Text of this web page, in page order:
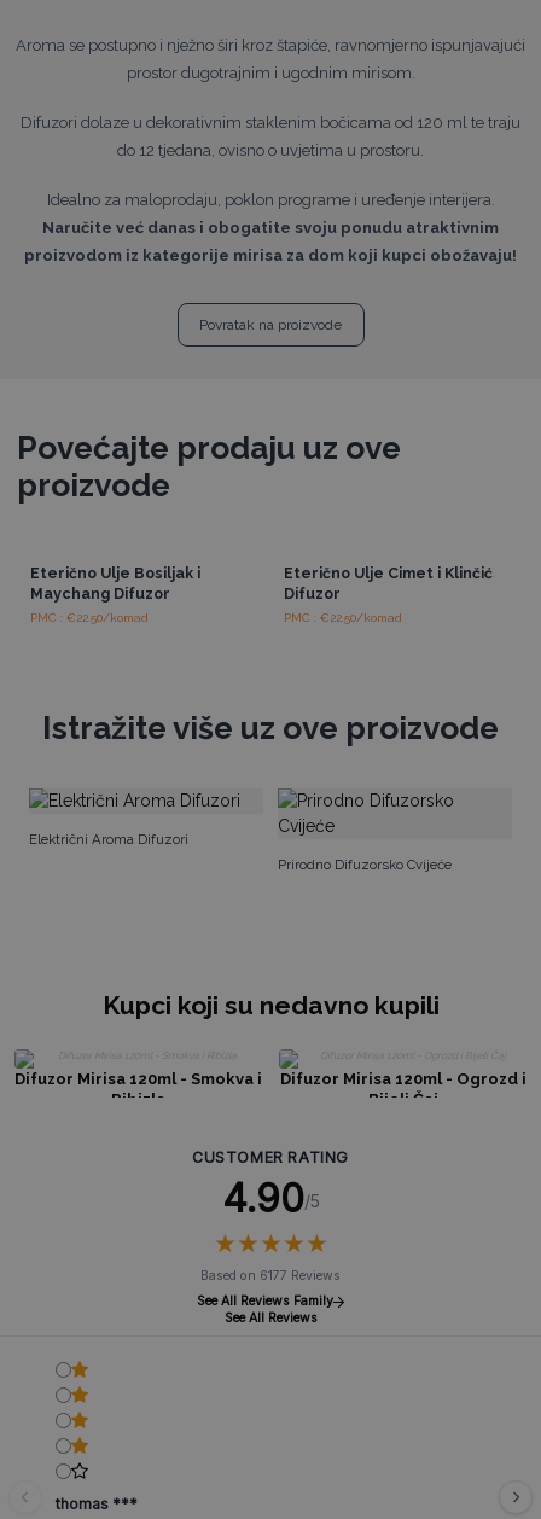
Aroma se postupno i nježno širi kroz štapiće, ravnomjerno ispunjavajući
prostor dugotrajnim i ugodnim mirisom.
Difuzori dolaze u dekorativnim staklenim bočicama od 120 ml te traju
do 12 tjedana, ovisno o uvjetima u prostoru.
Idealno za maloprodaju, poklon programe i uređenje interijera.
Naručite već danas i obogatite svoju ponudu atraktivnim
proizvodom iz kategorije mirisa za dom koji kupci obožavaju!
Povratak na proizvode
Povećajte prodaju uz ove
proizvode
Eterično Ulje Bosiljak i
Maychang Difuzor
PMC : €22.50/komad
Eterično Ulje Cimet i Klinčić
Difuzor
PMC : €22.50/komad
Istražite više uz ove proizvode
Električni Aroma Difuzori
Prirodno Difuzorsko Cvijeće
Kupci koji su nedavno kupili
Difuzor Mirisa 120ml - Smokva i
Ribizla
Difuzor Mirisa 120ml - Ogrozd i
Bijeli Čaj
CUSTOMER RATING
4.90/5
★★★★★
★★★★★
Based on 6177 Reviews
See All Reviews Family
See All Reviews
thomas ***